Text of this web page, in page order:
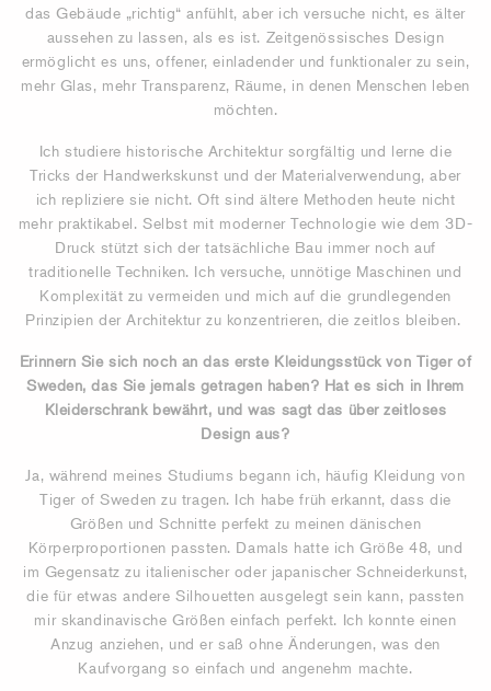
das Gebäude „richtig“ anfühlt, aber ich versuche nicht, es älter
aussehen zu lassen, als es ist. Zeitgenössisches Design
ermöglicht es uns, offener, einladender und funktionaler zu sein,
mehr Glas, mehr Transparenz, Räume, in denen Menschen leben
möchten.
Ich studiere historische Architektur sorgfältig und lerne die
Tricks der Handwerkskunst und der Materialverwendung, aber
ich repliziere sie nicht. Oft sind ältere Methoden heute nicht
mehr praktikabel. Selbst mit moderner Technologie wie dem 3D-
Druck stützt sich der tatsächliche Bau immer noch auf
traditionelle Techniken. Ich versuche, unnötige Maschinen und
Komplexität zu vermeiden und mich auf die grundlegenden
Prinzipien der Architektur zu konzentrieren, die zeitlos bleiben.
Erinnern Sie sich noch an das erste Kleidungsstück von Tiger of
Sweden, das Sie jemals getragen haben? Hat es sich in Ihrem
Kleiderschrank bewährt, und was sagt das über zeitloses
Design aus?
Ja, während meines Studiums begann ich, häufig Kleidung von
Tiger of Sweden zu tragen. Ich habe früh erkannt, dass die
Größen und Schnitte perfekt zu meinen dänischen
Körperproportionen passten. Damals hatte ich Größe 48, und
im Gegensatz zu italienischer oder japanischer Schneiderkunst,
die für etwas andere Silhouetten ausgelegt sein kann, passten
mir skandinavische Größen einfach perfekt. Ich konnte einen
Anzug anziehen, und er saß ohne Änderungen, was den
Kaufvorgang so einfach und angenehm machte.